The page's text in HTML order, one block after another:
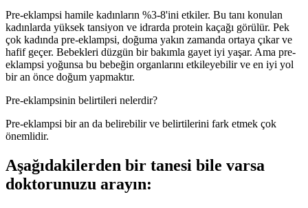
Pre-eklampsi hamile kadınların %3-8'ini etkiler. Bu tanı konulan
kadınlarda yüksek tansiyon ve idrarda protein kaçağı görülür. Pek
çok kadında pre-eklampsi, doğuma yakın zamanda ortaya çıkar ve
hafif geçer. Bebekleri düzgün bir bakımla gayet iyi yaşar. Ama pre-
eklampsi yoğunsa bu bebeğin organlarını etkileyebilir ve en iyi yol
bir an önce doğum yapmaktır.
Pre-eklampsinin belirtileri nelerdir?
Pre-eklampsi bir an da belirebilir ve belirtilerini fark etmek çok
önemlidir.
Aşağıdakilerden bir tanesi bile varsa
doktorunuzu arayın: